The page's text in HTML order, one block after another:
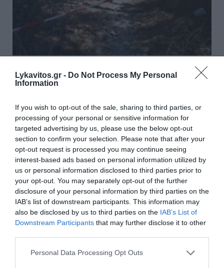
Lykavitos.gr - Do Not Process My Personal
Information
If you wish to opt-out of the sale, sharing to third parties, or
processing of your personal or sensitive information for
targeted advertising by us, please use the below opt-out
section to confirm your selection. Please note that after your
opt-out request is processed you may continue seeing
interest-based ads based on personal information utilized by
us or personal information disclosed to third parties prior to
your opt-out. You may separately opt-out of the further
disclosure of your personal information by third parties on the
IAB’s list of downstream participants. This information may
also be disclosed by us to third parties on the IAB’s List of
Downstream Participants that may further disclose it to other
Please note that this website/app uses one or more Google
Personal Data Processing Opt Outs
Θρίλερ στον Λυκαβηττό: Σε
57χρονη γυναίκα που είχε
εξαφανιστεί από την Κυψέλη
ανήκει η σορός
Μυστήριο καλύπτει τον εντοπισμό πτώματος σε
σπηλιά στον Λυκαβηττό. Η σορός ανήκει σε γυναίκα
που είχε εξαφανιστεί από την Κυψέλη. Η Αστυνομία
συνεχίζει τις έρευνες για να διαπιστώσει πώς και
υπό ποιες συνθήκες ...
16:19 | 08 Αυγούστου 2026 Ελλάδα